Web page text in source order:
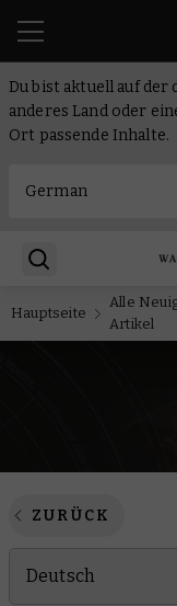
Du bist aktuell auf der
anderes Land oder
Ort passende Inhalte.
Hauptseite
Alle
Artikel
ZURÜCK
Deutsch